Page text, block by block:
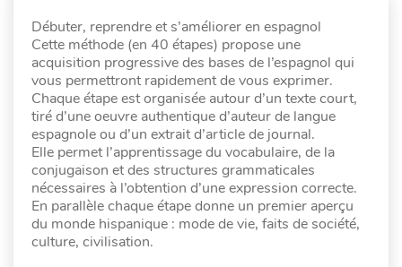
Débuter, reprendre et s’améliorer en espagnol
Cette méthode (en 40 étapes) propose une
acquisition progressive des bases de l’espagnol qui
vous permettront rapidement de vous exprimer.
Chaque étape est organisée autour d’un texte court,
tiré d’une oeuvre authentique d’auteur de langue
espagnole ou d’un extrait d’article de journal.
Elle permet l’apprentissage du vocabulaire, de la
conjugaison et des structures grammaticales
nécessaires à l’obtention d’une expression correcte.
En parallèle chaque étape donne un premier aperçu
du monde hispanique : mode de vie, faits de société,
culture, civilisation.